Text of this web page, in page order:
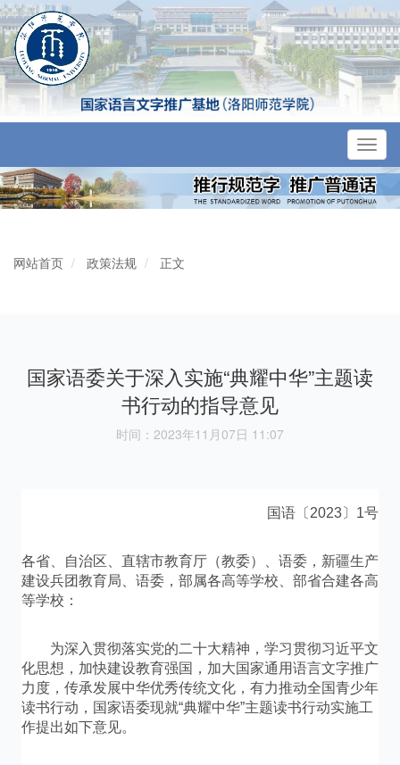
网站首页 政策法规 正文
国家语委关于深入实施“典耀中华”主题读
书行动的指导意见
时间：2023年11月07日 11:07
国语〔2023〕1号
各省、自治区、直辖市教育厅（教委）、语委，新疆生产
建设兵团教育局、语委，部属各高等学校、部省合建各高
等学校：
为深入贯彻落实党的二十大精神，学习贯彻习近平文
化思想，加快建设教育强国，加大国家通用语言文字推广
力度，传承发展中华优秀传统文化，有力推动全国青少年
读书行动，国家语委现就“典耀中华”主题读书行动实施工
作提出如下意见。